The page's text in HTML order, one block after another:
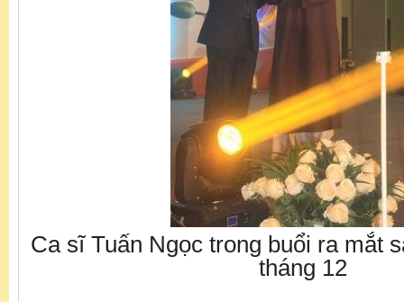
Ca sĩ Tuấn Ngọc trong buổi ra mắt
tháng 12